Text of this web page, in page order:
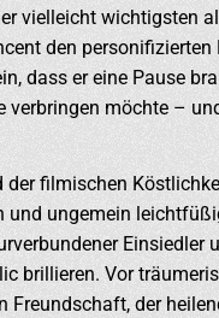
vielleicht wichtigsten
den personifizierten
dass er eine Pause
verbringen möchte –
der filmischen
und ungemein
Einsiedler
brillieren. Vor
Freundschaft, der